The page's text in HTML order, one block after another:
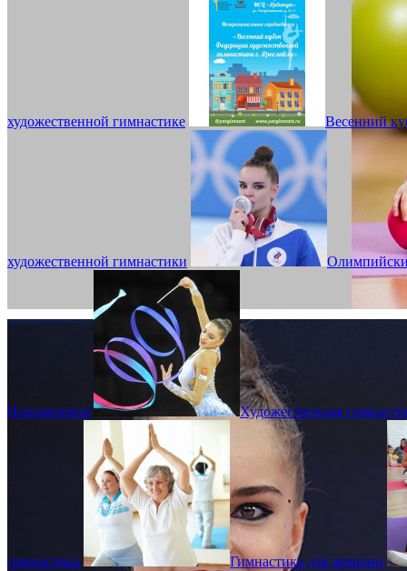
художественной гимнастике Весенний
художественной гимнастики
Направления Художественная
гимнастика Гимнастика для женщин